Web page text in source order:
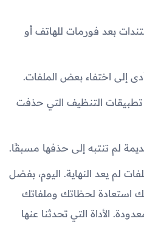
بعد فورمات للهاتف أو
إلى اختفاء بعض الملفات.
تطبيقات التنظيف التي حذفت
لم تنتبه إلى حذفها مسبقًا.
لم يعد النهاية. اليوم، بفضل
استعادة لحظاتك وملفاتك
الأداة التي تحدثنا عنها